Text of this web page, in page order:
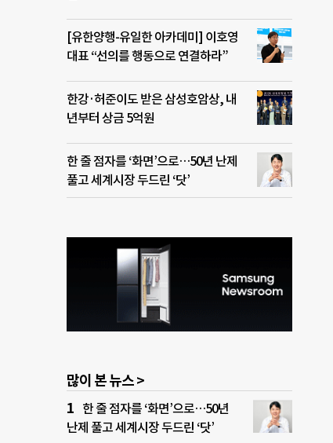
[유한양행-유일한 아카데미] 이호영
대표 “선의를 행동으로 연결하라”
한강·허준이도 받은 삼성호암상, 내
년부터 상금 5억원
한 줄 점자를 ‘화면’으로…50년 난제
풀고 세계시장 두드린 ‘닷’
많이 본 뉴스 >
한 줄 점자를 ‘화면’으로…50년
난제 풀고 세계시장 두드린 ‘닷’